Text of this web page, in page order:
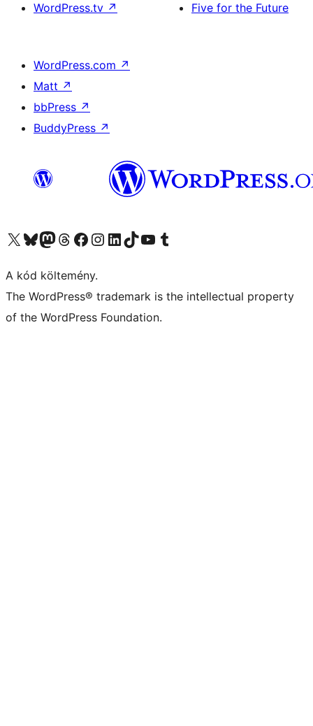
WordPress.tv ↗
Five for the Future
WordPress.com ↗
Matt ↗
bbPress ↗
BuddyPress ↗
Visit our X (formerly Twitter) account
Visit our Bluesky account
Twitter csatornánk
Visit our Threads account
Facebook oldalunk megtekintése
Visit our Instagram account
Visit our LinkedIn account
Visit our TikTok account
Visit our YouTube channel
Visit our Tumblr account
A kód költemény.
The WordPress® trademark is the intellectual property
of the WordPress Foundation.